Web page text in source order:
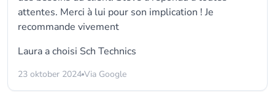
attentes. Merci à lui pour son implication ! Je
recommande vivement
Laura a choisi Sch Technics
23 oktober 2024 Via Google